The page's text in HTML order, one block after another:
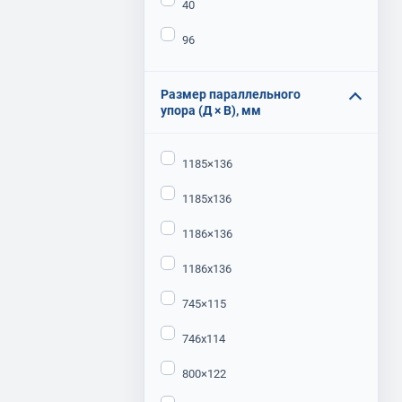
40
96
Размер параллельного
упора (Д × В), мм
1185×136
1185х136
1186×136
1186х136
745×115
746х114
800×122